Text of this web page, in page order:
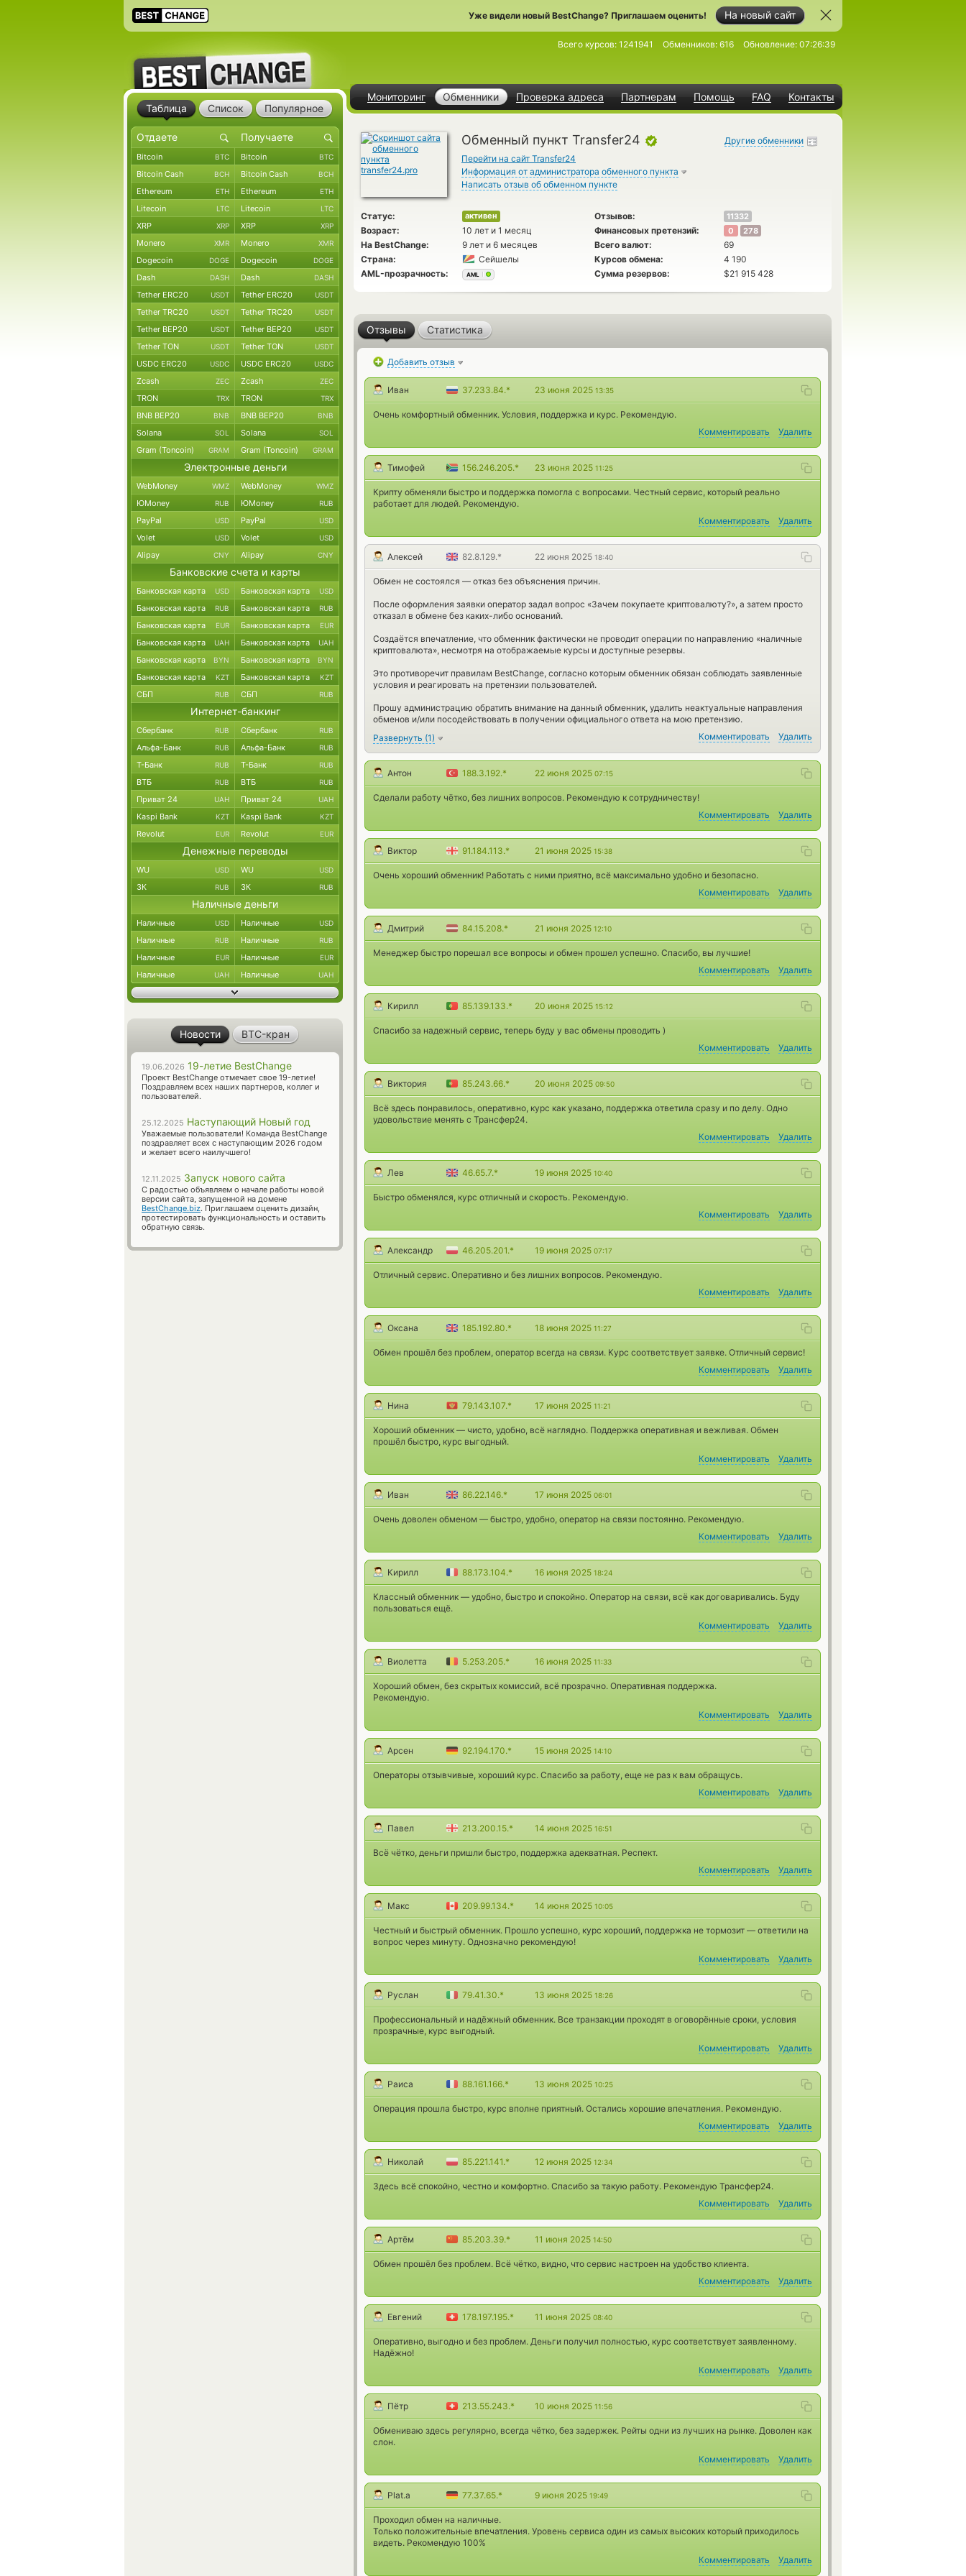
На новый сайт
Уже видели новый BestChange? Приглашаем оценить!
Мониторинг Обменники Проверка адреса Партнерам Помощь FAQ Контакты
Всего курсов: 1241941 Обменников: 616 Обновление: 07:26:39
Обменный пункт Transfer24
Перейти на сайт Transfer24
Информация от администратора обменного пункта
Написать отзыв об обменном пункте
Другие обменники
Статус: активен Отзывов: 11332
Возраст: 10 лет и 1 месяц Финансовых претензий: 0 278
На BestChange: 9 лет и 6 месяцев Всего валют:
69
Страна:
Сейшелы Курсов обмена:
4 190
AML-прозрачность:
AML Сумма резервов: $21 915 428
Отзывы Статистика
Добавить отзыв
Иван 37.233.84.* 23 июня 2025 13:35
Очень комфортный обменник. Условия, поддержка и курс. Рекомендую.
Комментировать
Удалить
Тимофей 156.246.205.* 23 июня 2025 11:25
Крипту обменяли быстро и поддержка помогла с вопросами. Честный сервис, который реально
работает для людей. Рекомендую.
Комментировать
Удалить
Алексей 82.8.129.* 22 июня 2025 18:40
Обмен не состоялся — отказ без объяснения причин.
После оформления заявки оператор задал вопрос «Зачем покупаете криптовалюту?», а затем просто
отказал в обмене без каких-либо оснований.
Создаётся впечатление, что обменник фактически не проводит операции по направлению «наличные
криптовалюта», несмотря на отображаемые курсы и доступные резервы.
Это противоречит правилам BestChange, согласно которым обменник обязан соблюдать заявленные
условия и реагировать на претензии пользователей.
Прошу администрацию обратить внимание на данный обменник, удалить неактуальные направления
обменов и/или посодействовать в получении официального ответа на мою претензию.
Развернуть (1) Комментировать Удалить
Антон 188.3.192.* 22 июня 2025 07:15
Сделали работу чётко, без лишних вопросов. Рекомендую к сотрудничеству!
Комментировать
Удалить
Виктор 91.184.113.* 21 июня 2025 15:38
Очень хороший обменник! Работать с ними приятно, всё максимально удобно и безопасно.
Комментировать
Удалить
Дмитрий 84.15.208.* 21 июня 2025 12:10
Менеджер быстро порешал все вопросы и обмен прошел успешно. Спасибо, вы лучшие!
Комментировать
Удалить
Кирилл 85.139.133.* 20 июня 2025 15:12
Спасибо за надежный сервис, теперь буду у вас обмены проводить )
Комментировать
Удалить
Виктория 85.243.66.* 20 июня 2025 09:50
Всё здесь понравилось, оперативно, курс как указано, поддержка ответила сразу и по делу. Одно
удовольствие менять с Трансфер24.
Комментировать
Удалить
Лев 46.65.7.* 19 июня 2025 10:40
Быстро обменялся, курс отличный и скорость. Рекомендую.
Комментировать
Удалить
Александр 46.205.201.* 19 июня 2025 07:17
Отличный сервис. Оперативно и без лишних вопросов. Рекомендую.
Комментировать
Удалить
Оксана 185.192.80.* 18 июня 2025 11:27
Обмен прошёл без проблем, оператор всегда на связи. Курс соответствует заявке. Отличный сервис!
Комментировать
Удалить
Нина 79.143.107.* 17 июня 2025 11:21
Хороший обменник — чисто, удобно, всё наглядно. Поддержка оперативная и вежливая. Обмен
прошёл быстро, курс выгодный.
Комментировать
Удалить
Иван 86.22.146.* 17 июня 2025 06:01
Очень доволен обменом — быстро, удобно, оператор на связи постоянно. Рекомендую.
Комментировать
Удалить
Кирилл 88.173.104.* 16 июня 2025 18:24
Классный обменник — удобно, быстро и спокойно. Оператор на связи, всё как договаривались. Буду
пользоваться ещё.
Комментировать
Удалить
Виолетта 5.253.205.* 16 июня 2025 11:33
Хороший обмен, без скрытых комиссий, всё прозрачно. Оперативная поддержка.
Рекомендую.
Комментировать
Удалить
Арсен 92.194.170.* 15 июня 2025 14:10
Операторы отзывчивые, хороший курс. Спасибо за работу, еще не раз к вам обращусь.
Комментировать
Удалить
Павел 213.200.15.* 14 июня 2025 16:51
Всё чётко, деньги пришли быстро, поддержка адекватная. Респект.
Комментировать
Удалить
Макс 209.99.134.* 14 июня 2025 10:05
Честный и быстрый обменник. Прошло успешно, курс хороший, поддержка не тормозит — ответили на
вопрос через минуту. Однозначно рекомендую!
Комментировать
Удалить
Руслан 79.41.30.* 13 июня 2025 18:26
Профессиональный и надёжный обменник. Все транзакции проходят в оговорённые сроки, условия
прозрачные, курс выгодный.
Комментировать
Удалить
Раиса 88.161.166.* 13 июня 2025 10:25
Операция прошла быстро, курс вполне приятный. Остались хорошие впечатления. Рекомендую.
Комментировать
Удалить
Николай 85.221.141.* 12 июня 2025 12:34
Здесь всё спокойно, честно и комфортно. Спасибо за такую работу. Рекомендую Трансфер24.
Комментировать
Удалить
Артём 85.203.39.* 11 июня 2025 14:50
Обмен прошёл без проблем. Всё чётко, видно, что сервис настроен на удобство клиента.
Комментировать
Удалить
Евгений 178.197.195.* 11 июня 2025 08:40
Оперативно, выгодно и без проблем. Деньги получил полностью, курс соответствует заявленному.
Надёжно!
Комментировать
Удалить
Пётр 213.55.243.* 10 июня 2025 11:56
Обмениваю здесь регулярно, всегда чётко, без задержек. Рейты одни из лучших на рынке. Доволен как
слон.
Комментировать
Удалить
Plat.a 77.37.65.* 9 июня 2025 19:49
Проходил обмен на наличные.
Только положительные впечатления. Уровень сервиса один из самых высоких который приходилось
видеть. Рекомендую 100%
Комментировать
Удалить
Таблица Список Популярное
Bitcoin BTC Bitcoin BTC
Bitcoin Cash BCH Bitcoin Cash BCH
Ethereum ETH Ethereum ETH
Litecoin LTC Litecoin LTC
XRP XRP XRP XRP
Monero XMR Monero XMR
Dogecoin DOGE Dogecoin DOGE
Dash DASH Dash DASH
Tether ERC20 USDT Tether ERC20 USDT
Tether TRC20 USDT Tether TRC20 USDT
Tether BEP20 USDT Tether BEP20 USDT
Tether TON USDT Tether TON USDT
USDC ERC20 USDC USDC ERC20 USDC
Zcash ZEC Zcash ZEC
TRON TRX TRON TRX
BNB BEP20 BNB BNB BEP20 BNB
Solana SOL Solana SOL
Gram (Toncoin) GRAM Gram (Toncoin) GRAM
Электронные деньги
WebMoney WMZ WebMoney WMZ
ЮMoney RUB ЮMoney RUB
PayPal USD PayPal USD
Volet USD Volet USD
Alipay CNY Alipay CNY
Банковские счета и карты
Банковская карта USD Банковская карта USD
Банковская карта RUB Банковская карта RUB
Банковская карта EUR Банковская карта EUR
Банковская карта UAH Банковская карта UAH
Банковская карта BYN Банковская карта BYN
Банковская карта KZT Банковская карта KZT
СБП RUB СБП RUB
Интернет-банкинг
Сбербанк RUB Сбербанк RUB
Альфа-Банк RUB Альфа-Банк RUB
Т-Банк RUB Т-Банк RUB
ВТБ RUB ВТБ RUB
Приват 24 UAH Приват 24 UAH
Kaspi Bank KZT Kaspi Bank KZT
Revolut EUR Revolut EUR
Денежные переводы
WU USD WU USD
ЗК RUB ЗК RUB
Наличные деньги
Наличные USD Наличные USD
Наличные RUB Наличные RUB
Наличные EUR Наличные EUR
Наличные UAH Наличные UAH
Новости BTC-кран
19.06.2026 19-летие BestChange
Проект BestChange отмечает свое 19-летие!
Поздравляем всех наших партнеров, коллег и
пользователей.
25.12.2025 Наступающий Новый год
Уважаемые пользователи! Команда BestChange
поздравляет всех с наступающим 2026 годом
и желает всего наилучшего!
12.11.2025 Запуск нового сайта
С радостью объявляем о начале работы новой
версии сайта, запущенной на домене
BestChange.biz. Приглашаем оценить дизайн,
протестировать функциональность и оставить
обратную связь.